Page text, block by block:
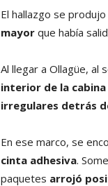
El hallazgo se
mayor que había
Al llegar a Ollagüe, al
interior de la
irregulares detrás
En ese marco, se
cinta adhesiva.
paquetes arrojó